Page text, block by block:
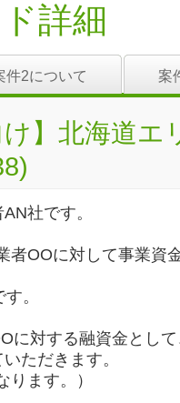
詳細
件2について 案
け】北海道
社です。
者OOに対して事業資
。
に対する融資金とし
ただきます。
ります。）